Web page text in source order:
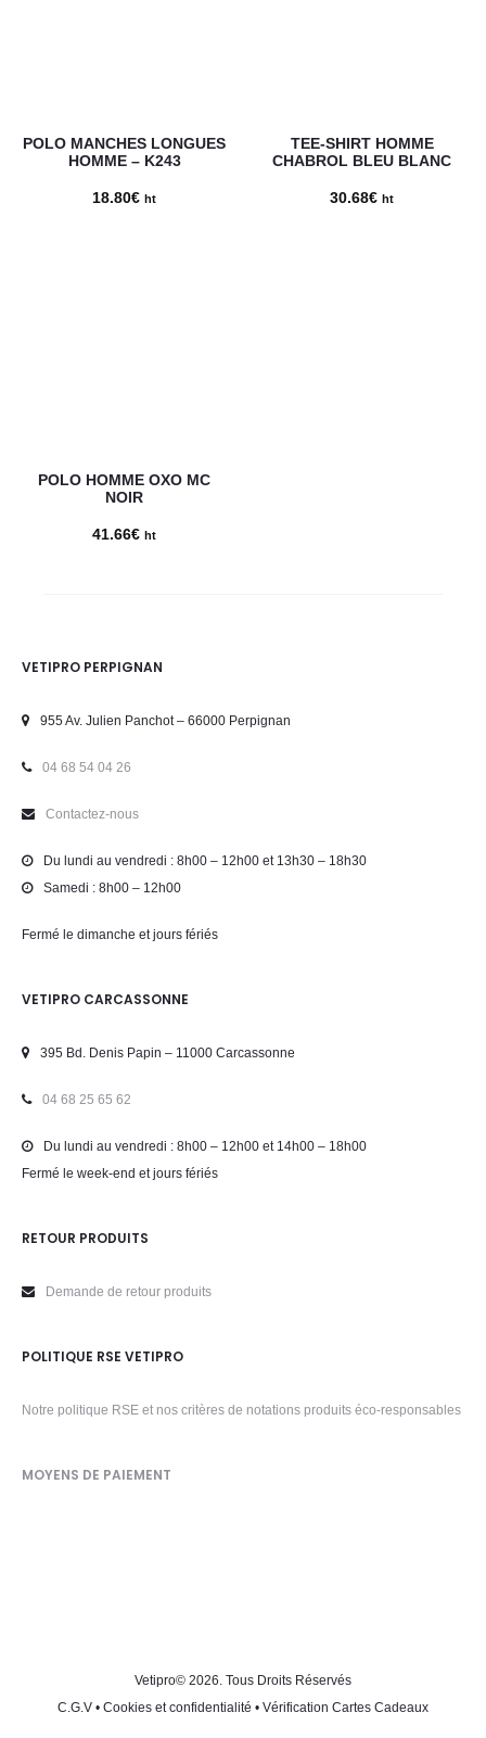
POLO MANCHES LONGUES
HOMME – K243
18.80€ ht
TEE-SHIRT HOMME
CHABROL BLEU BLANC
30.68€ ht
POLO HOMME OXO MC
NOIR
41.66€ ht
VETIPRO PERPIGNAN
955 Av. Julien Panchot – 66000 Perpignan
04 68 54 04 26
Contactez-nous
Du lundi au vendredi : 8h00 – 12h00 et 13h30 – 18h30
Samedi : 8h00 – 12h00
Fermé le dimanche et jours fériés
VETIPRO CARCASSONNE
395 Bd. Denis Papin – 11000 Carcassonne
04 68 25 65 62
Du lundi au vendredi : 8h00 – 12h00 et 14h00 – 18h00
Fermé le week-end et jours fériés
RETOUR PRODUITS
Demande de retour produits
POLITIQUE RSE VETIPRO
Notre politique RSE et nos critères de notations produits éco-responsables
MOYENS DE PAIEMENT
Vetipro© 2026. Tous Droits Réservés
C.G.V • Cookies et confidentialité • Vérification Cartes Cadeaux